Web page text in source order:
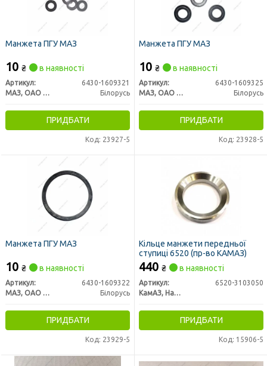
Манжета ПГУ МАЗ
10 ₴ в наявності
Артикул:
6430-1609321
МАЗ, ОАО «Минский автомобильный завод»
Білорусь
ПРИДБАТИ
Код: 23927-5
Манжета ПГУ МАЗ
10 ₴ в наявності
Артикул:
6430-1609325
МАЗ, ОАО «Минский автомобильный завод»
Білорусь
ПРИДБАТИ
Код: 23928-5
Манжета ПГУ МАЗ
10 ₴ в наявності
Артикул:
6430-1609322
МАЗ, ОАО «Минский автомобильный завод»
Білорусь
ПРИДБАТИ
Код: 23929-5
Кільце манжети передньої
ступиці 6520 (пр-во КАМАЗ)
440 ₴ в наявності
Артикул:
6520-3103050
КамАЗ, Набережные Челны
ПРИДБАТИ
Код: 15906-5